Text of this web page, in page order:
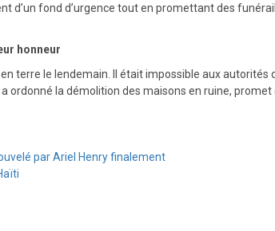
d’un fond d’urgence tout en promettant des
honneur
terre le lendemain. Il était impossible aux
ordonné la démolition des maisons en ruine,
par Ariel Henry finalement